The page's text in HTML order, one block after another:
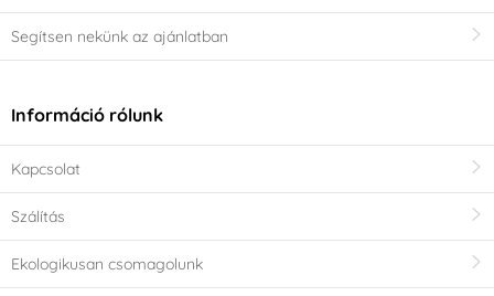
Segítsen nekünk az ajánlatban
Információ rólunk
Kapcsolat
Szálítás
Ekologikusan csomagolunk